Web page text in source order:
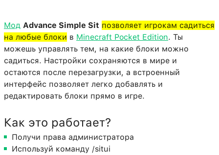
Мод Advance Simple Sit позволяет игрокам садиться
на любые блоки в Minecraft Pocket Edition. Ты
можешь управлять тем, на какие блоки можно
садиться. Настройки сохраняются в мире и
остаются после перезагрузки, а встроенный
интерфейс позволяет легко добавлять и
редактировать блоки прямо в игре.
Как это работает?
Получи права администратора
Используй команду /situi